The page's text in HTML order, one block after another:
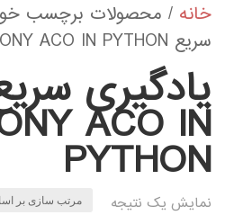
خانه / محصولات برچسب
سریع ANT COLONY ACO IN PYTHON”
ACO IN
PYTHON
نمایش یک نتیجه